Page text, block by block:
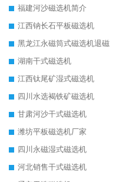
福建河沙磁选机简介
江西钠长石平板磁选机
黑龙江永磁筒式磁选机退磁
湖南干式磁选机
江西钛尾矿湿式磁选机
四川水选褐铁矿磁选机
甘肃河沙干式磁选机
潍坊平板磁选机厂家
四川永磁湿式磁选机
河北销售干式磁选机